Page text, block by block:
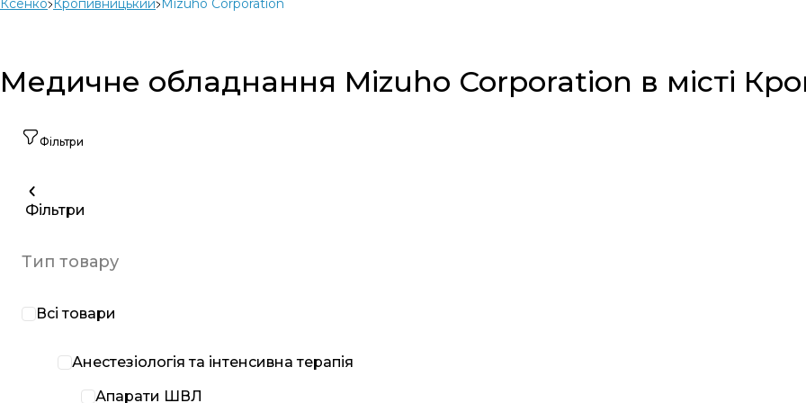
Ксенко Кропивницький Mizuho Corporation
Медичне обладнання Mizuho Corporation в місті
Фільтри
Фільтри
Тип товару
Всі товари
Анестезіологія та інтенсивна терапія
Апарати ШВЛ